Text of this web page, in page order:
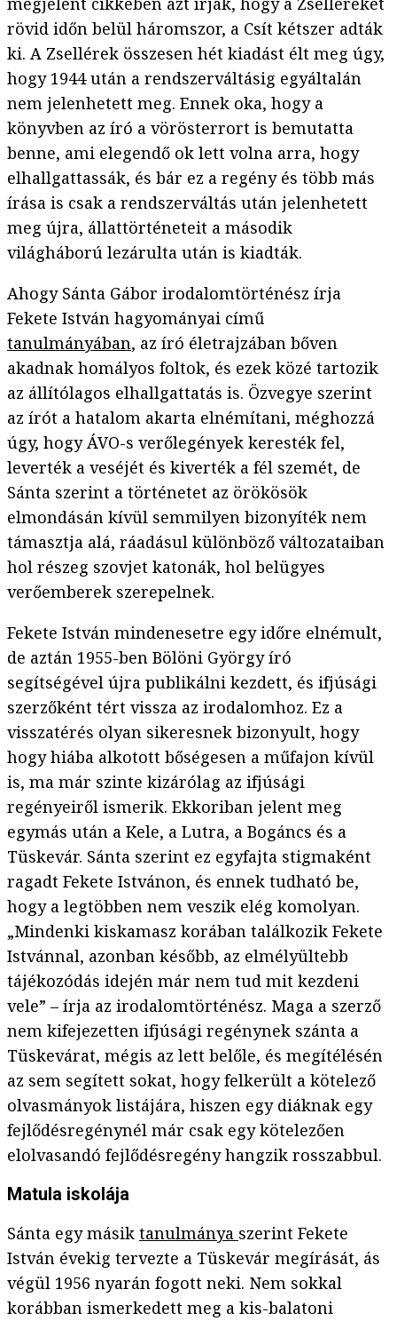
rövid időn belül háromszor, a Csít kétszer adták
ki. A Zsellérek összesen hét kiadást élt meg úgy,
hogy 1944 után a rendszerváltásig egyáltalán
nem jelenhetett meg. Ennek oka, hogy a
könyvben az író a vörösterrort is bemutatta
benne, ami elegendő ok lett volna arra, hogy
elhallgattassák, és bár ez a regény és több más
írása is csak a rendszerváltás után jelenhetett
meg újra, állattörténeteit a második
világháború lezárulta után is kiadták.
Ahogy Sánta Gábor irodalomtörténész írja
Fekete István hagyományai című
tanulmányában, az író életrajzában bőven
akadnak homályos foltok, és ezek közé tartozik
az állítólagos elhallgattatás is. Özvegye szerint
az írót a hatalom akarta elnémítani, méghozzá
úgy, hogy ÁVO-s verőlegények keresték fel,
leverték a veséjét és kiverték a fél szemét, de
Sánta szerint a történetet az örökösök
elmondásán kívül semmilyen bizonyíték nem
támasztja alá, ráadásul különböző változataiban
hol részeg szovjet katonák, hol belügyes
verőemberek szerepelnek.
Fekete István mindenesetre egy időre elnémult,
de aztán 1955-ben Bölöni György író
segítségével újra publikálni kezdett, és ifjúsági
szerzőként tért vissza az irodalomhoz. Ez a
visszatérés olyan sikeresnek bizonyult, hogy
hogy hiába alkotott bőségesen a műfajon kívül
is, ma már szinte kizárólag az ifjúsági
regényeiről ismerik. Ekkoriban jelent meg
egymás után a Kele, a Lutra, a Bogáncs és a
Tüskevár. Sánta szerint ez egyfajta stigmaként
ragadt Fekete Istvánon, és ennek tudható be,
hogy a legtöbben nem veszik elég komolyan.
„Mindenki kiskamasz korában találkozik Fekete
Istvánnal, azonban később, az elmélyültebb
tájékozódás idején már nem tud mit kezdeni
vele” – írja az irodalomtörténész. Maga a szerző
nem kifejezetten ifjúsági regénynek szánta a
Tüskevárat, mégis az lett belőle, és megítélésén
az sem segített sokat, hogy felkerült a kötelező
olvasmányok listájára, hiszen egy diáknak egy
fejlődésregénynél már csak egy kötelezően
elolvasandó fejlődésregény hangzik rosszabbul.
Matula iskolája
Sánta egy másik tanulmánya szerint Fekete
István évekig tervezte a Tüskevár megírását, ás
végül 1956 nyarán fogott neki. Nem sokkal
korábban ismerkedett meg a kis-balatoni